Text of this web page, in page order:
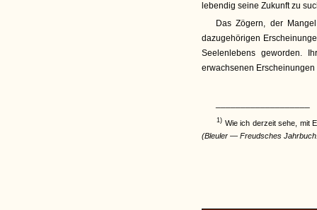
lebendig seine Zukunft zu
Das Zögern, der
dazugehörigen
Seelenlebens geworden.
erwachsenen
1) Wie ich derzeit sehe, mit
(Bleuler — Freudsches